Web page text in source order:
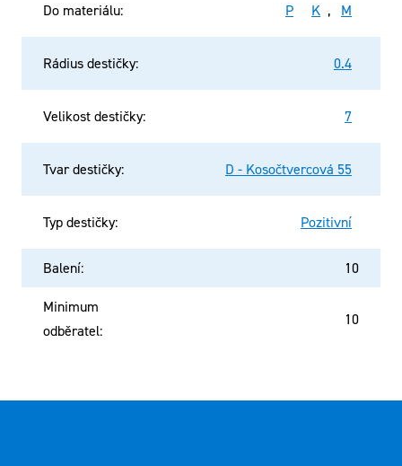
Do materiálu: P K , M
Rádius destičky: 0.4
Velikost destičky: 7
Tvar destičky: D - Kosočtvercová 55
Typ destičky: Pozitivní
Balení: 10
Minimum
odběratel:
10